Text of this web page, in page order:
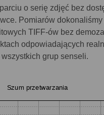
o serię zdjęć bez
Pomiarów
TIFF-ów bez
odpowiadających
grup senseli.